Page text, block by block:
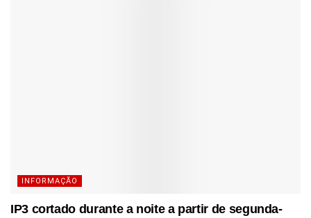
INFORMAÇÃO
IP3 cortado durante a noite a partir de segunda-